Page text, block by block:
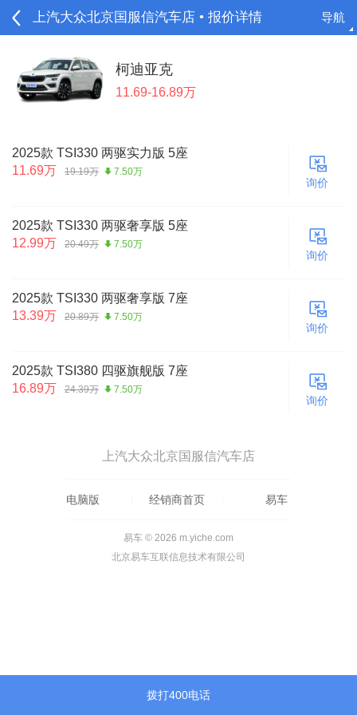
上汽大众北京国服信汽车店 • 报价详情 导航
柯迪亚克
11.69-16.89万
2025款 TSI330 两驱实力版 5座
11.69万
19.19万 7.50万
询价
2025款 TSI330 两驱奢享版 5座
12.99万
20.49万 7.50万
询价
2025款 TSI330 两驱奢享版 7座
13.39万
20.89万 7.50万
询价
2025款 TSI380 四驱旗舰版 7座
16.89万
24.39万 7.50万
询价
拨打400电话
上汽大众北京国服信汽车店
电脑版 经销商首页 易车
易车 © 2026 m.yiche.com
北京易车互联信息技术有限公司